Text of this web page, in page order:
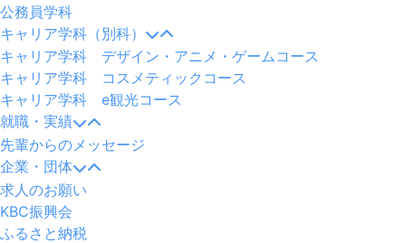
公務員学科
キャリア学科（別科）
キャリア学科 デザイン・アニメ・ゲームコース
キャリア学科 コスメティックコース
キャリア学科 e観光コース
就職・実績
先輩からのメッセージ
企業・団体
求人のお願い
KBC振興会
ふるさと納税